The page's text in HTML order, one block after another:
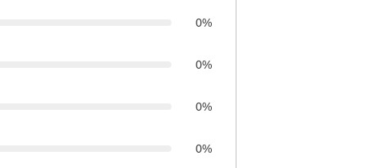
0%
0%
0%
0%